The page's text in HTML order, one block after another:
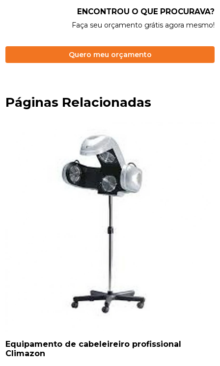
ENCONTROU O QUE PROCURAVA?
Faça seu orçamento grátis agora mesmo!
Quero meu orçamento
Páginas Relacionadas
Equipamento de cabeleireiro profissional
Climazon